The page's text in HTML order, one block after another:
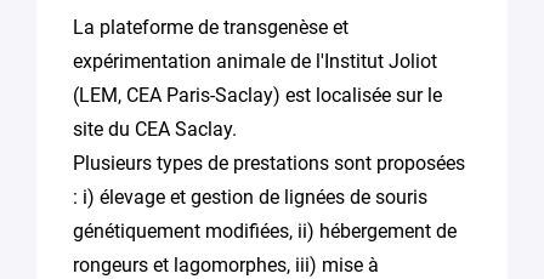
La plateforme de transgenèse et
expérimentation animale de l'Institut Joliot
(LEM, CEA Paris-Saclay) est localisée sur le
site du CEA Saclay.
Plusieurs types de prestations sont proposées
: i) élevage et gestion de lignées de souris
génétiquement modifiées, ii) hébergement de
rongeurs et lagomorphes, iii) mise à